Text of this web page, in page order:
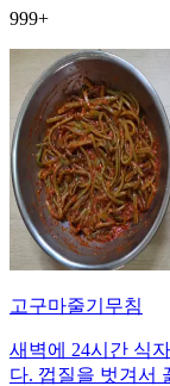
999+
고구마줄기무침
새벽에 24시간 식
다. 껍질을 벗겨서